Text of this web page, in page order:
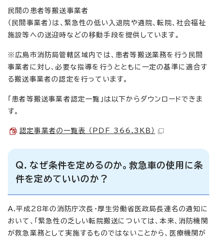
民間の患者等搬送事業者
（民間事業者）は、緊急性の低い入退院や通院、転院、社会福祉
施設等への送迎時などの移動手段を提供しています。
※広島市消防局管轄区域内では、患者等搬送業務を行う民間
事業者に対し、必要な指導を行うとともに一定の基準に適合す
る搬送事業者の認定を行っています。
「患者等搬送事業者認定一覧」は以下からダウンロードできま
す。
認定事業者の一覧表 （PDF 366.3KB）
Q．なぜ条件を定めるのか。救急車の使用に条
件を定めていいのか？
A.平成28年の消防庁次長・厚生労働省医政局長連名の通知に
おいて、「緊急性の乏しい転院搬送については、本来、消防機関
が救急業務として実施するものではないことから、医療機関が